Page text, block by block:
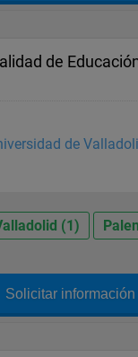
de
de
(1)
Solicitar información